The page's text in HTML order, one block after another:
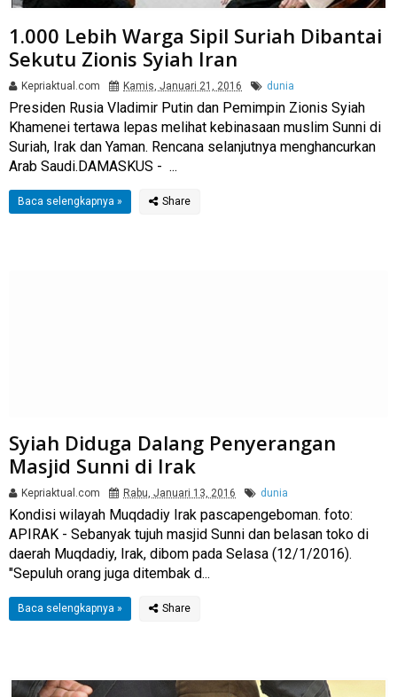
1.000 Lebih Warga Sipil Suriah Dibantai
Sekutu Zionis Syiah Iran
Kepriaktual.com Kamis, Januari 21, 2016 dunia
Presiden Rusia Vladimir Putin dan Pemimpin Zionis Syiah
Khamenei tertawa lepas melihat kebinasaan muslim Sunni di
Suriah, Irak dan Yaman. Rencana selanjutnya menghancurkan
Arab Saudi.DAMASKUS - ...
Baca selengkapnya »
Syiah Diduga Dalang Penyerangan
Masjid Sunni di Irak
Kepriaktual.com Rabu, Januari 13, 2016 dunia
Kondisi wilayah Muqdadiy Irak pascapengeboman. foto:
APIRAK - Sebanyak tujuh masjid Sunni dan belasan toko di
daerah Muqdadiy, Irak, dibom pada Selasa (12/1/2016).
"Sepuluh orang juga ditembak d...
Baca selengkapnya »